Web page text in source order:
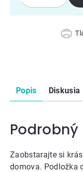
Popis Diskusia
Zaobstarajte si
domova. Podložka